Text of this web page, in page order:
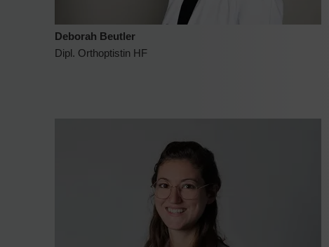
Deborah Beutler
Dipl. Orthoptistin HF